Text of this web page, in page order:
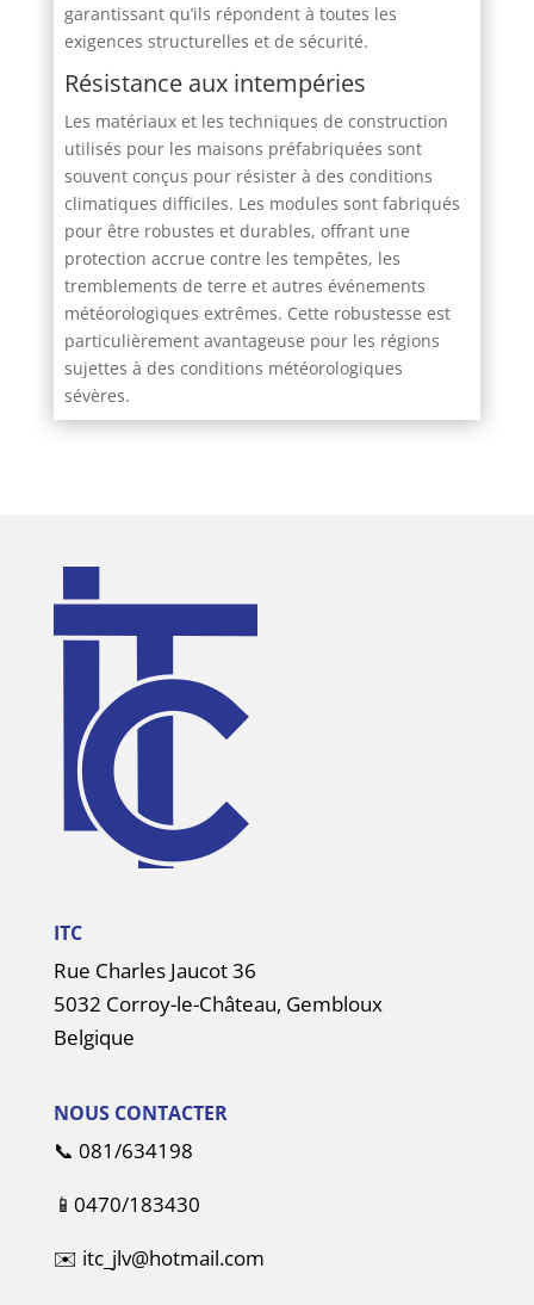
garantissant qu’ils répondent à toutes les
exigences structurelles et de sécurité.
Résistance aux intempéries
Les matériaux et les techniques de construction
utilisés pour les maisons préfabriquées sont
souvent conçus pour résister à des conditions
climatiques difficiles. Les modules sont fabriqués
pour être robustes et durables, offrant une
protection accrue contre les tempêtes, les
tremblements de terre et autres événements
météorologiques extrêmes. Cette robustesse est
particulièrement avantageuse pour les régions
sujettes à des conditions météorologiques
sévères.
ITC
Rue Charles Jaucot 36
5032 Corroy-le-Château, Gembloux
Belgique
NOUS CONTACTER
📞 081/634198
📱 0470/183430
✉️ itc_jlv@hotmail.com